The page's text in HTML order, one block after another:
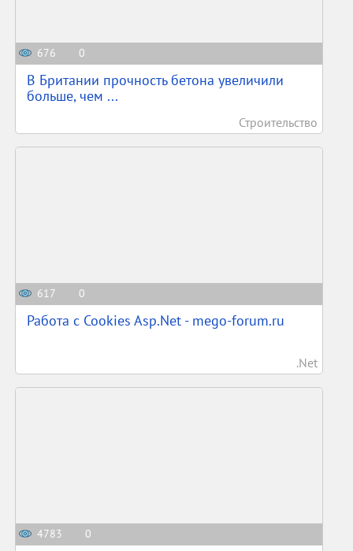
676 0
В Британии прочность бетона увеличили
больше, чем ...
Строительство
617 0
Работа с Cookies Asp.Net - mego-forum.ru
.Net
4783 0